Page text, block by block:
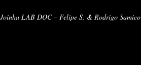
Joinha LAB DOC – Felipe S. & Rodrigo Samico